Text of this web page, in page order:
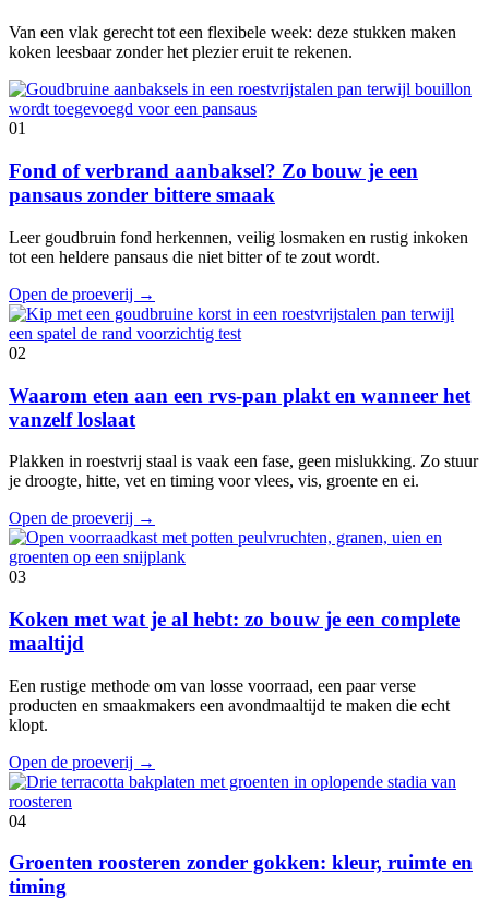
Van een vlak gerecht tot een flexibele week: deze stukken maken
koken leesbaar zonder het plezier eruit te rekenen.
01
Fond of verbrand aanbaksel? Zo bouw je een
pansaus zonder bittere smaak
Leer goudbruin fond herkennen, veilig losmaken en rustig inkoken
tot een heldere pansaus die niet bitter of te zout wordt.
Open de proeverij →
02
Waarom eten aan een rvs-pan plakt en wanneer het
vanzelf loslaat
Plakken in roestvrij staal is vaak een fase, geen mislukking. Zo stuur
je droogte, hitte, vet en timing voor vlees, vis, groente en ei.
Open de proeverij →
03
Koken met wat je al hebt: zo bouw je een complete
maaltijd
Een rustige methode om van losse voorraad, een paar verse
producten en smaakmakers een avondmaaltijd te maken die echt
klopt.
Open de proeverij →
04
Groenten roosteren zonder gokken: kleur, ruimte en
timing